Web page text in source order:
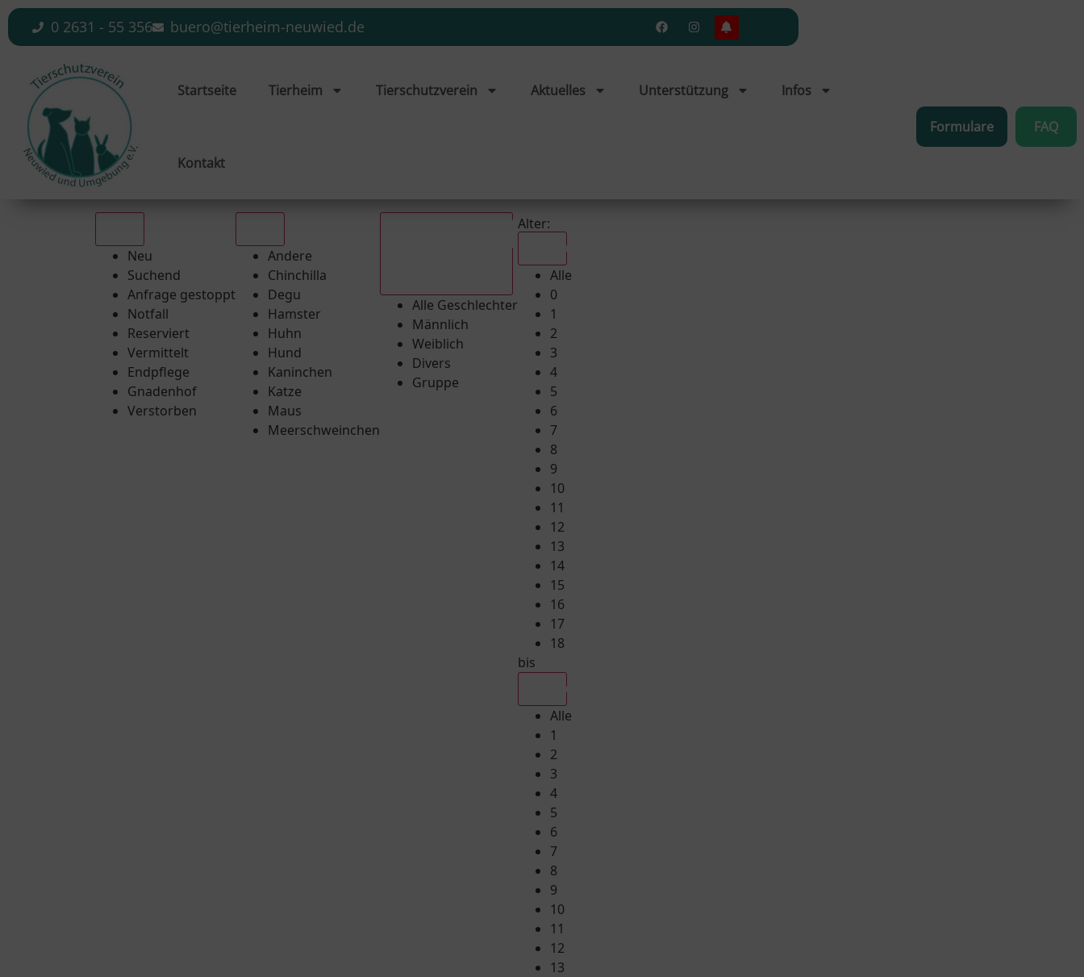
0 2631 - 55 356 buero@tierheim-neuwied.de
Startseite Tierheim Tierschutzverein Aktuelles Unterstützung Infos
Kontakt
Formulare FAQ
Neu
Suchend
Anfrage gestoppt
Notfall
Reserviert
Vermittelt
Endpflege
Gnadenhof
Verstorben
Andere
Chinchilla
Degu
Hamster
Huhn
Hund
Kaninchen
Katze
Maus
Meerschweinchen
Alle Geschlechter
Männlich
Weiblich
Divers
Gruppe
Alter:
Alle
0
1
2
3
4
5
6
7
8
9
10
11
12
13
14
15
16
17
18
bis
Alle
1
2
3
4
5
6
7
8
9
10
11
12
13